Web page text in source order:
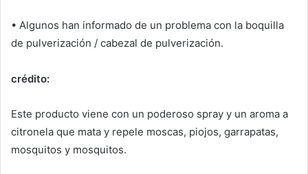
• Algunos han informado de un problema con la boquilla
de pulverización / cabezal de pulverización.
crédito:
Este producto viene con un poderoso spray y un aroma a
citronela que mata y repele moscas, piojos, garrapatas,
mosquitos y mosquitos.